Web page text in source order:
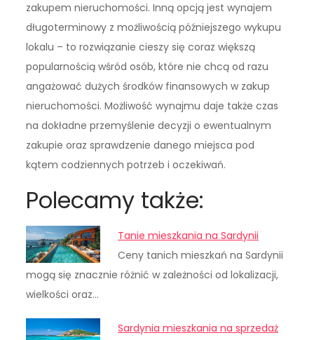
zakupem nieruchomości. Inną opcją jest wynajem
długoterminowy z możliwością późniejszego wykupu
lokalu – to rozwiązanie cieszy się coraz większą
popularnością wśród osób, które nie chcą od razu
angażować dużych środków finansowych w zakup
nieruchomości. Możliwość wynajmu daje także czas
na dokładne przemyślenie decyzji o ewentualnym
zakupie oraz sprawdzenie danego miejsca pod
kątem codziennych potrzeb i oczekiwań.
Polecamy także:
Tanie mieszkania na Sardynii
Ceny tanich mieszkań na Sardynii
mogą się znacznie różnić w zależności od lokalizacji,
wielkości oraz…
Sardynia mieszkania na sprzedaż